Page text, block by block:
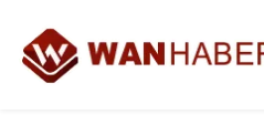
3.SAYFA
Van Nöbetçi Eczaneler